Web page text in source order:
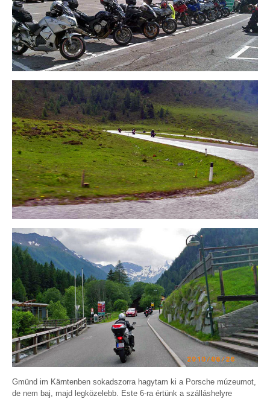
Gmünd im Kärntenben sokadszorra hagytam ki a Porsche múzeumot,
de nem baj, majd legközelebb. Este 6-ra értünk a szálláshelyre